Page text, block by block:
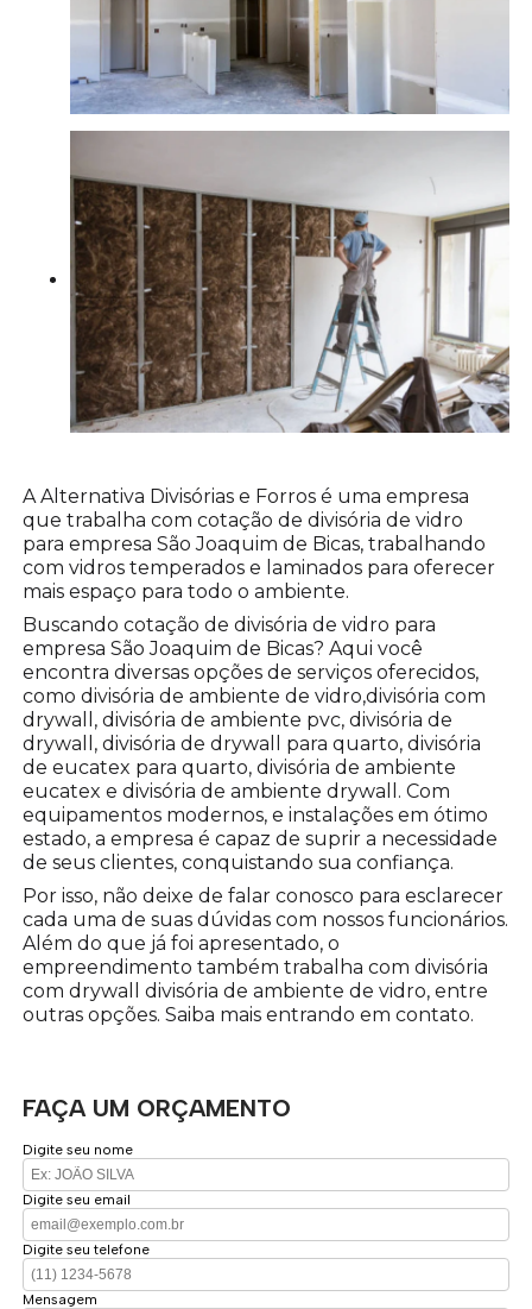
A Alternativa Divisórias e Forros é uma empresa
que trabalha com cotação de divisória de vidro
para empresa São Joaquim de Bicas, trabalhando
com vidros temperados e laminados para oferecer
mais espaço para todo o ambiente.
Buscando cotação de divisória de vidro para
empresa São Joaquim de Bicas? Aqui você
encontra diversas opções de serviços oferecidos,
como divisória de ambiente de vidro,divisória com
drywall, divisória de ambiente pvc, divisória de
drywall, divisória de drywall para quarto, divisória
de eucatex para quarto, divisória de ambiente
eucatex e divisória de ambiente drywall. Com
equipamentos modernos, e instalações em ótimo
estado, a empresa é capaz de suprir a necessidade
de seus clientes, conquistando sua confiança.
Por isso, não deixe de falar conosco para esclarecer
cada uma de suas dúvidas com nossos funcionários.
Além do que já foi apresentado, o
empreendimento também trabalha com divisória
com drywall divisória de ambiente de vidro, entre
outras opções. Saiba mais entrando em contato.
FAÇA UM ORÇAMENTO
Digite seu nome
Digite seu email
Digite seu telefone
Mensagem